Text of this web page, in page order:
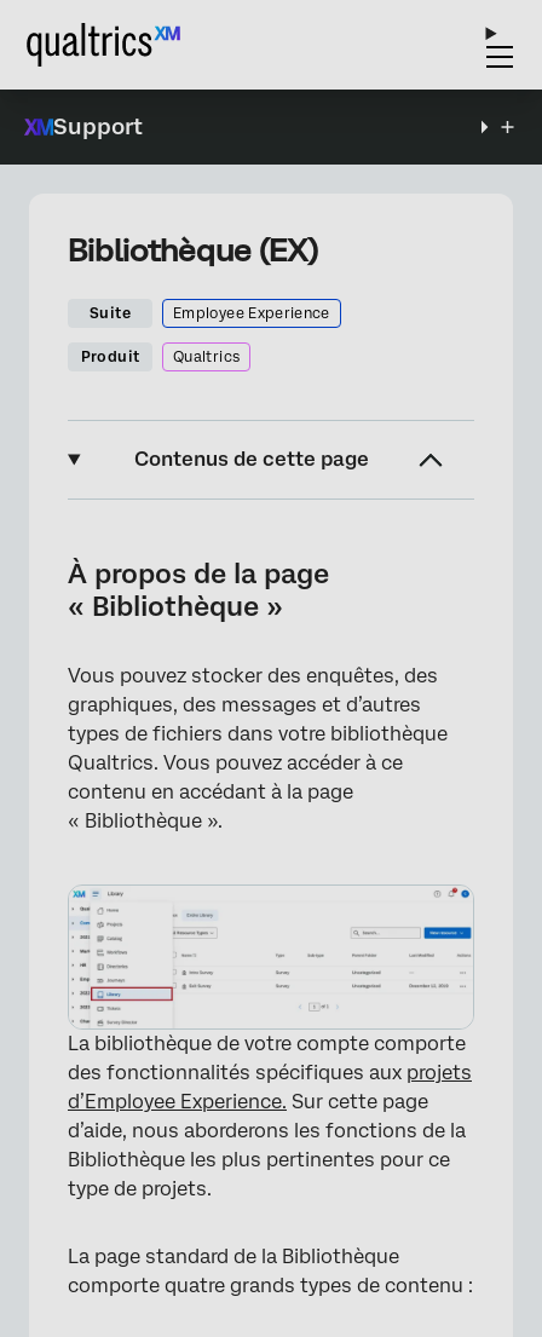
Support
Bibliothèque (EX)
Suite Employee Experience
Produit Qualtrics
Contenus de cette page
Enquêtes sur la bibliothèque
Messages de la Bibliothèque
À propos de la page
« Bibliothèque »
Vous pouvez stocker des enquêtes, des
graphiques, des messages et d’autres
types de fichiers dans votre bibliothèque
Qualtrics. Vous pouvez accéder à ce
contenu en accédant à la page
« Bibliothèque ».
La bibliothèque de votre compte comporte
des fonctionnalités spécifiques aux projets
d’Employee Experience. Sur cette page
d’aide, nous aborderons les fonctions de la
Bibliothèque les plus pertinentes pour ce
type de projets.
La page standard de la Bibliothèque
comporte quatre grands types de contenu :